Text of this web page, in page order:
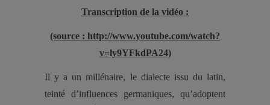
Transcription de la vidéo :
(source : http://www.youtube.com/watch?
v=ly9YFkdPA24)
Il y a un millénaire, le dialecte issu du latin,
teinté d’influences germaniques, qu’adoptent